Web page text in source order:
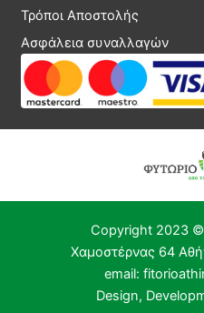
Τρόποι Αποστολής
Ασφάλεια συναλλαγών
Copyright 2023
Χαμοστέρνας 64
email:
Design,